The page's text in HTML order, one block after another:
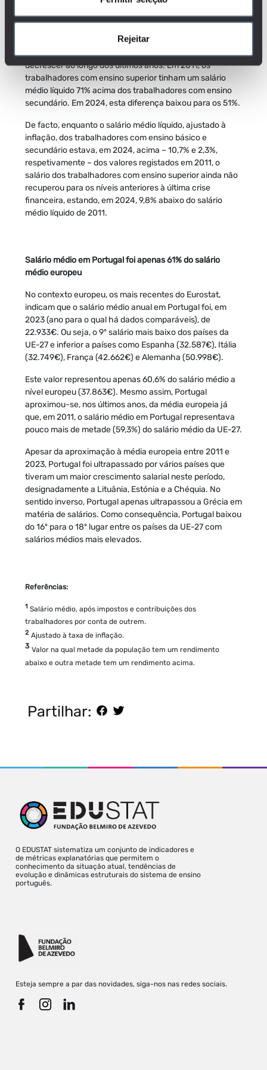
Rejeitar
trabalhadores com o ensino básico (864€) e com o
ensino secundário (1.003€).
Contudo, o ganho salarial dos trabalhadores com mais
qualificações face aos menos qualificados tem vindo a
decrescer ao longo dos últimos anos. Em 2011, os
trabalhadores com ensino superior tinham um salário
médio líquido 71% acima dos trabalhadores com ensino
secundário. Em 2024, esta diferença baixou para os 51%.
De facto, enquanto o salário médio líquido, ajustado à
inflação, dos trabalhadores com ensino básico e
secundário estava, em 2024, acima – 10,7% e 2,3%,
respetivamente – dos valores registados em 2011, o
salário dos trabalhadores com ensino superior ainda não
recuperou para os níveis anteriores à última crise
financeira, estando, em 2024, 9,8% abaixo do salário
médio líquido de 2011.
Salário médio em Portugal foi apenas 61% do salário
médio europeu
No contexto europeu, os mais recentes do Eurostat,
indicam que o salário médio anual em Portugal foi, em
2023 (ano para o qual há dados comparáveis), de
22.933€. Ou seja, o 9º salário mais baixo dos países da
UE-27 e inferior a países como Espanha (32.587€), Itália
(32.749€), França (42.662€) e Alemanha (50.998€).
Este valor representou apenas 60,6% do salário médio a
nível europeu (37.863€). Mesmo assim, Portugal
aproximou-se, nos últimos anos, da média europeia já
que, em 2011, o salário médio em Portugal representava
pouco mais de metade (59,3%) do salário médio da UE-27.
Apesar da aproximação à média europeia entre 2011 e
2023, Portugal foi ultrapassado por vários países que
tiveram um maior crescimento salarial neste período,
designadamente a Lituânia, Estónia e a Chéquia. No
sentido inverso, Portugal apenas ultrapassou a Grécia em
matéria de salários. Como consequência, Portugal baixou
do 16º para o 18º lugar entre os países da UE-27 com
salários médios mais elevados.
Referências:
1 Salário médio, após impostos e contribuições dos
trabalhadores por conta de outrem.
2 Ajustado à taxa de inflação.
3 Valor na qual metade da população tem um rendimento
abaixo e outra metade tem um rendimento acima.
Partilhar:
O EDUSTAT sistematiza um conjunto de indicadores e
de métricas explanatórias que permitem o
conhecimento da situação atual, tendências de
evolução e dinâmicas estruturais do sistema de ensino
português.
Esteja sempre a par das novidades, siga-nos nas redes sociais.